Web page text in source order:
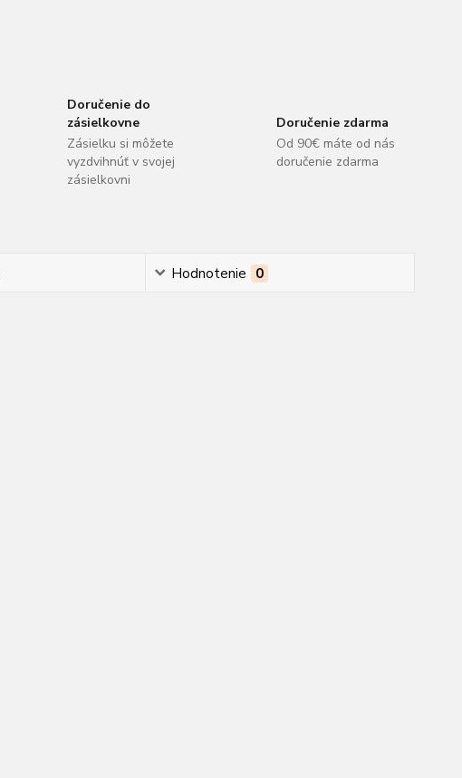
Doručenie do
zásielkovne
Zásielku si môžete
vyzdvihnúť v svojej
zásielkovni
Doručenie zdarma
Od 90€ máte od nás
doručenie zdarma
Hodnotenie 0